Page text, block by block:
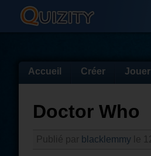
Accueil Créer Jouer
Doctor Who
blacklemmy